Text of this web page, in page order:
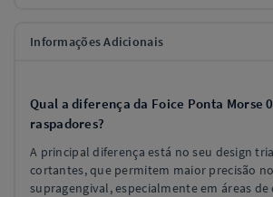
Informações Adicionais
Qual a diferença da Foice Ponta Morse
raspadores?
A principal diferença está no seu design
cortantes, que permitem maior precisão
supragengival, especialmente em áreas de